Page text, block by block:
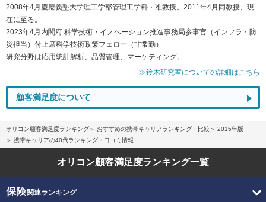
2008年4月慶應義塾大学理工学部管理工学科・准教授。2011年4月同教授、現
在に至る。
2023年4月内閣府 科学技術・イノベーション推進事務局参事官（インフラ・防
災担当）付上席科学技術政策フェロー（非常勤）
研究分野は応用統計解析、品質管理、マーケティング。
≫鈴木研究室についての詳細はこちら
顧客満足度について
オリコン顧客満足度ランキング おすすめの携帯キャリアランキング・比較
2015年版
携帯キャリアの40代ランキング・口コミ情報
オリコン顧客満足度ランキング一覧
保険関連ランキング